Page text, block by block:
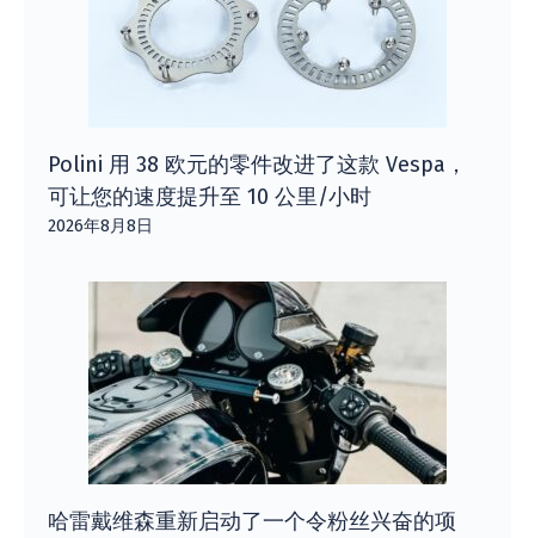
Polini 用 38 欧元的零件改进了这款 Vespa，
可让您的速度提升至 10 公里/小时
2026年8月8日
哈雷戴维森重新启动了一个令粉丝兴奋的项